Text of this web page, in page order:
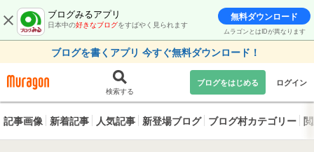
ブログみるアプリ
日本中の好きなブログをすばやく見られます
無料ダウンロード
ムラゴンとはIDが異なります
ブログを書くアプリ 今すぐ無料ダウンロード！
検索する
ブログをはじめる ログイン
記事画像 新着記事 人気記事 新登場ブログ ブログ村カテゴリー